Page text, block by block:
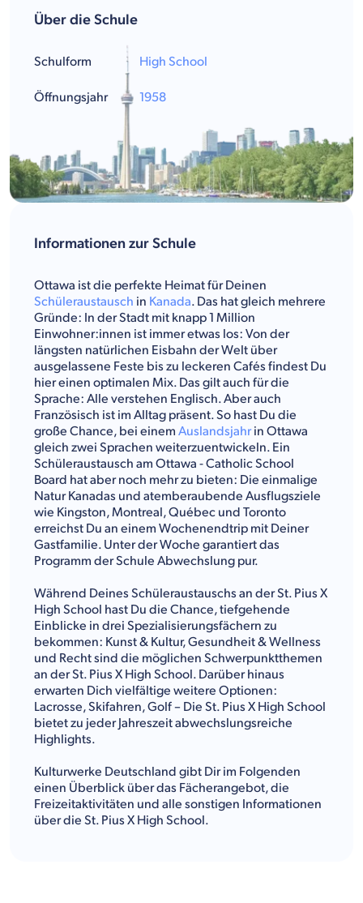
Informationen zur Schule
Ottawa ist die perfekte Heimat für Deinen
Schüleraustausch in Kanada. Das hat gleich mehrere
Gründe: In der Stadt mit knapp 1 Million
Einwohner:innen ist immer etwas los: Von der
längsten natürlichen Eisbahn der Welt über
ausgelassene Feste bis zu leckeren Cafés findest Du
hier einen optimalen Mix. Das gilt auch für die
Sprache: Alle verstehen Englisch. Aber auch
Französisch ist im Alltag präsent. So hast Du die
große Chance, bei einem Auslandsjahrin Ottawa
gleich zwei Sprachen weiterzuentwickeln. Ein
Schüleraustausch am Ottawa - Catholic School
Board hat aber noch mehr zu bieten: Die einmalige
Natur Kanadas und atemberaubende Ausflugsziele
wie Kingston, Montreal, Québec und Toronto
erreichst Du an einem Wochenendtrip mit Deiner
Gastfamilie. Unter der Woche garantiert das
Programm der Schule Abwechslung pur.
Während Deines Schüleraustauschs an der St. Pius X
High School hast Du die Chance, tiefgehende
Einblicke in drei Spezialisierungsfächern zu
bekommen: Kunst & Kultur, Gesundheit & Wellness
und Recht sind die möglichen Schwerpunktthemen
an der St. Pius X High School. Darüber hinaus
erwarten Dich vielfältige weitere Optionen:
Lacrosse, Skifahren, Golf – Die St. Pius X High School
bietet zu jeder Jahreszeit abwechslungsreiche
Highlights.
Kulturwerke Deutschland gibt Dir im Folgenden
einen Überblick über das Fächerangebot, die
Freizeitaktivitäten und alle sonstigen Informationen
über die St. Pius X High School.
Über die Schule
Schulform
Öffnungsjahr
High School
1958